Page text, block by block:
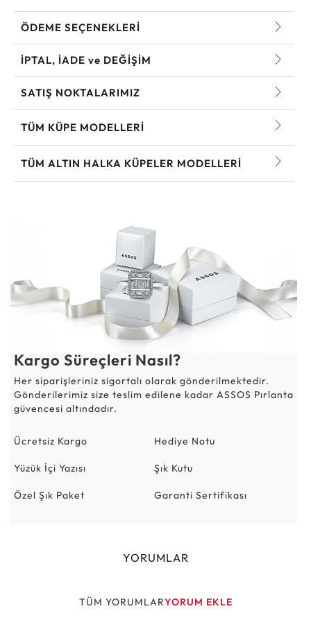
ÖDEME SEÇENEKLERİ
İPTAL, İADE ve DEĞİŞİM
SATIŞ NOKTALARIMIZ
TÜM KÜPE MODELLERI
TÜM ALTIN HALKA KÜPELER MODELLERI
Kargo Süreçleri Nasıl?
Her siparişleriniz sigortalı olarak gönderilmektedir.
Gönderilerimiz size teslim edilene kadar ASSOS Pırlanta
güvencesi altındadır.
Ücretsiz Kargo Hediye Notu
Yüzük İçi Yazısı Şık Kutu
Özel Şık Paket Garanti Sertifikası
YORUMLAR
TÜM YORUMLARYORUM EKLE